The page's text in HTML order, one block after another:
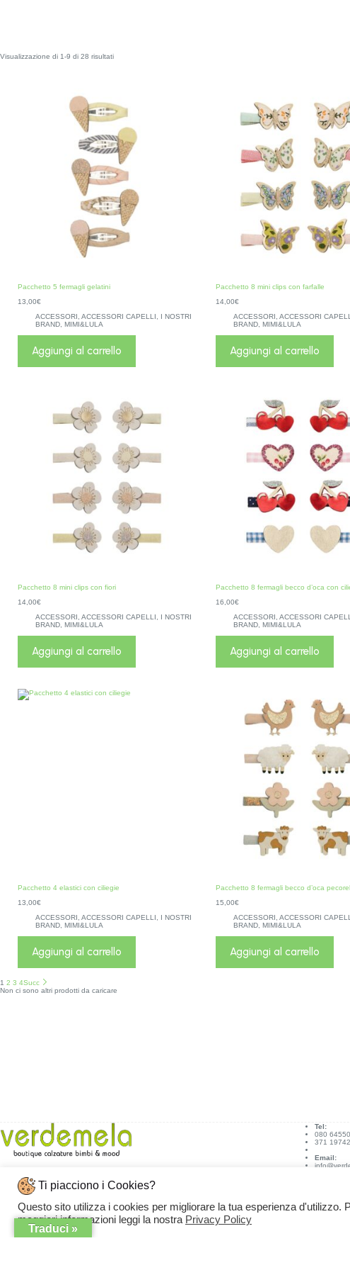
Visualizzazione di 1-9 di 28 risultati
Pacchetto 5 fermagli gelatini
13,00€
ACCESSORI ACCESSORI CAPELLI
I NOSTRI
BRAND MIMI&LULA
Aggiungi al carrello
Pacchetto 8 mini clips con farfalle
14,00€
ACCESSORI ACCESSORI
BRAND, MIMI&LULA
Aggiungi al carrello
Pacchetto 8 mini clips con fiori
14,00€
ACCESSORI ACCESSORI CAPELLI
I NOSTRI
BRAND MIMI&LULA
Aggiungi al carrello
Pacchetto 8 fermagli becco d’oca con
16,00€
ACCESSORI ACCESSORI
BRAND, MIMI&LULA
Aggiungi al carrello
Pacchetto 4 elastici con ciliegie
13,00€
ACCESSORI ACCESSORI CAPELLI
I NOSTRI
BRAND MIMI&LULA
Aggiungi al carrello
Pacchetto 8 fermagli becco d’oca
15,00€
ACCESSORI ACCESSORI
BRAND, MIMI&LULA
Aggiungi al carrello
1 2 3 4Succ
Non ci sono altri prodotti da caricare
Indirizzo:
76011 Bisceglie BT
Tel:
080
371
Email:
Ti piacciono i Cookies?
Questo sito utilizza i cookies per migliorare la tua esperienza d'utilizzo.
maggiori informazioni leggi la nostra Privacy Policy
Traduci »